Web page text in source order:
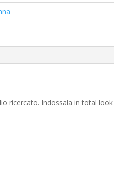
ricercato. Indossala in total look